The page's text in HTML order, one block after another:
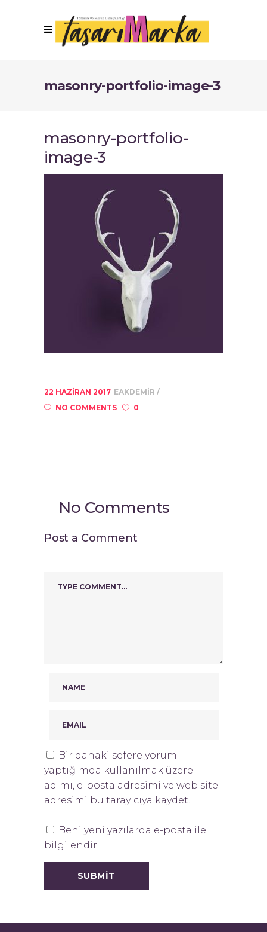
masonry-portfolio-image-3
masonry-portfolio-
image-3
22 HAZIRAN 2017 EAKDEMIR
NO COMMENTS
0
No Comments
Post a Comment
Bir dahaki sefere yorum
yaptığımda kullanılmak üzere
adımı, e-posta adresimi ve web site
adresimi bu tarayıcıya kaydet.
Beni yeni yazılarda e-posta ile
bilgilendir.